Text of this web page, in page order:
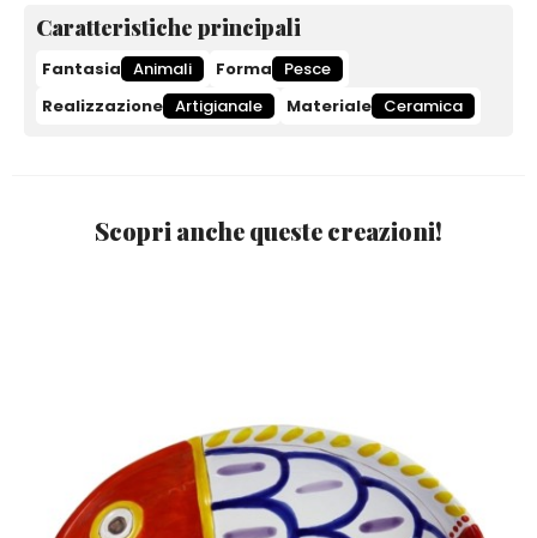
Caratteristiche principali
Fantasia Animali Forma
Pesce
Realizzazione Artigianale Materiale Ceramica
Scopri anche queste creazioni!